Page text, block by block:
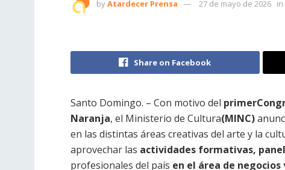
byAtardecer Prensa 27 de mayo de 2026 in
Share on Facebook
Santo Domingo. – Con motivo del primer
Naranja, el Ministerio de Cultura(MINC)
en las distintas áreas creativas del arte y la
aprovechar las actividades formativas,
profesionales del país en el área de